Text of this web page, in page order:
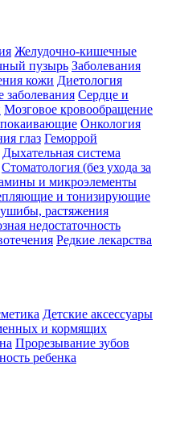
Желудочно-кишечные
пузырь Заболевания
кожи Диетология
Сердце и
Мозговое кровообращение
Онкология
глаз Геморрой
Дыхательная система
Стоматология (без ухода за
и микроэлементы
и тонизирующие
растяжения
недостаточность
Редкие лекарства
Детские аксессуары
и кормящих
Прорезывание зубов
ребенка